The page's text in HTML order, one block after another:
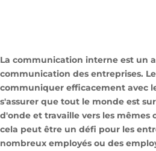
La communication interne est un
communication des entreprises.
communiquer efficacement avec
s'assurer que tout le monde est
d'onde et travaille vers les mêmes
cela peut être un défi pour les
nombreux employés ou des